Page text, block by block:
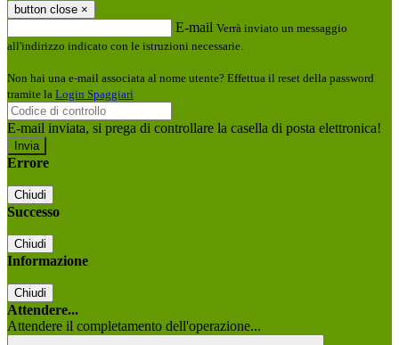
button close ×
E-mail Verrà inviato un messaggio
all'indirizzo indicato con le istruzioni necessarie.
Non hai una e-mail associata al nome utente? Effettua il reset della password
tramite la Login Spaggiari
E-mail inviata, si prega di controllare la casella di posta elettronica!
Errore
Chiudi
Successo
Chiudi
Informazione
Chiudi
Attendere...
Attendere il completamento dell'operazione...